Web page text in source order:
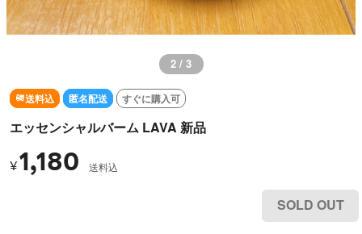
3 / 3
送料込 匿名配送 すぐに購入可
エッセンシャルバーム LAVA 新品
¥1,180 送料込
SOLD OUT